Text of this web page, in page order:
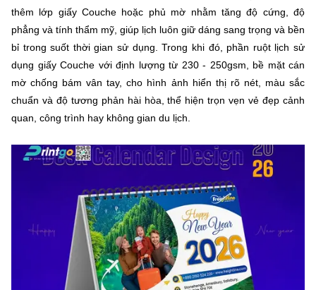
thêm lớp giấy Couche hoặc phủ mờ nhằm tăng độ cứng, độ
phẳng và tính thẩm mỹ, giúp lịch luôn giữ dáng sang trọng và bền
bỉ trong suốt thời gian sử dụng. Trong khi đó, phần ruột lịch sử
dụng giấy Couche với định lượng từ 230 - 250gsm, bề mặt cán
mờ chống bám vân tay, cho hình ảnh hiển thị rõ nét, màu sắc
chuẩn và độ tương phản hài hòa, thể hiện trọn vẹn vẻ đẹp cảnh
quan, công trình hay không gian du lịch.